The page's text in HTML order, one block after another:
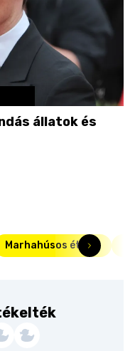
állatok és
Marhahúsos ételek